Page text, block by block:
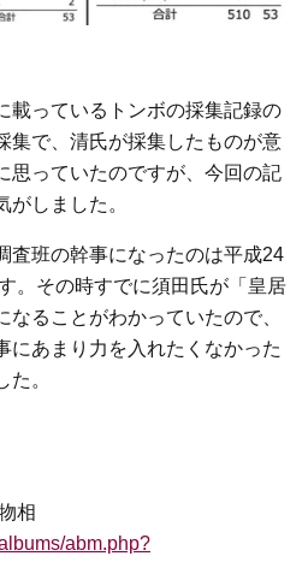
載っているトンボの採集記録の
集で、清氏が採集したものが意
思っていたのですが、今回の記
しました。
査班の幹事になったのは平成24
。その時すでに須田氏が「皇居
ることがわかっていたので、
にあまり力を入れたくなかった
。
相
abm.php?